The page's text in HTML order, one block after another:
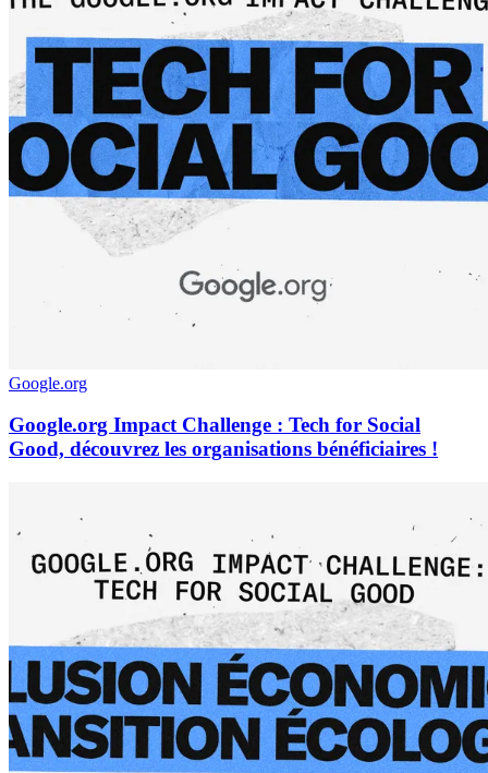
Google.org
Google.org Impact Challenge : Tech for Social
Good, découvrez les organisations bénéficiaires !